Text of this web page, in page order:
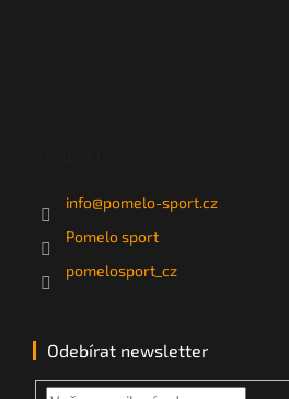
info@pomelo-sport.cz
Pomelo sport
pomelosport_cz
Odebírat newsletter